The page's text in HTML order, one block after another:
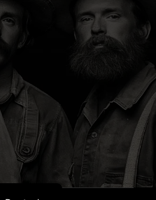
Français
日本語